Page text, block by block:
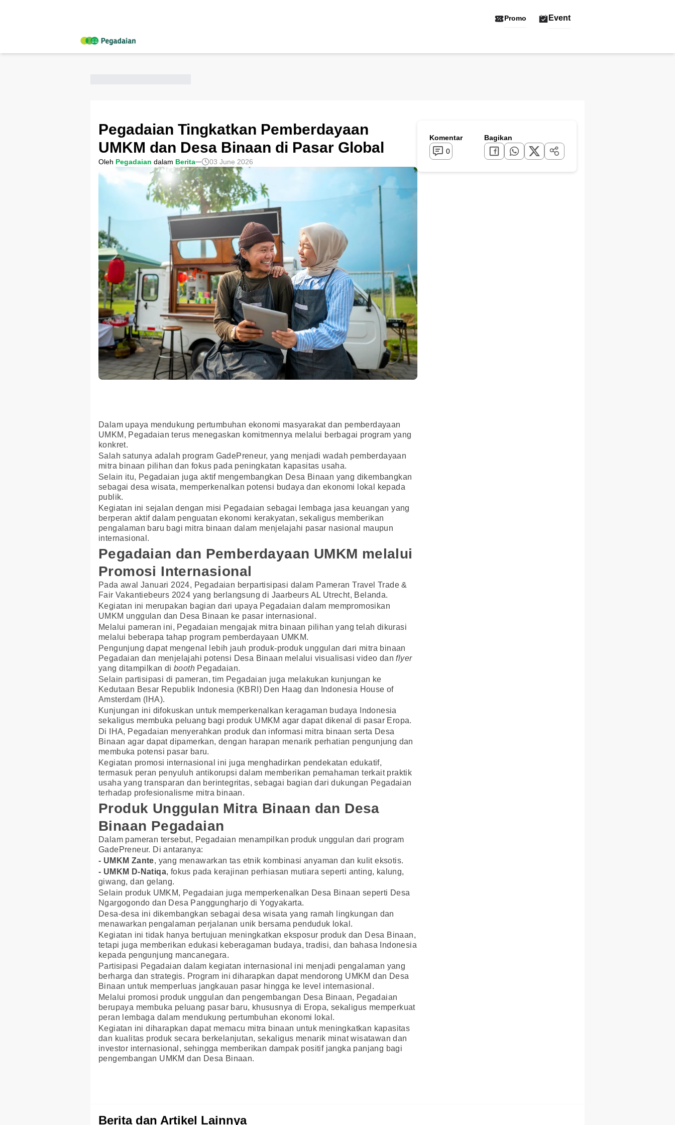
Promo Event
Pegadaian Tingkatkan Pemberdayaan
UMKM dan Desa Binaan di Pasar Global
Oleh Pegadaian dalam Berita 03 June 2026
Dalam upaya mendukung pertumbuhan ekonomi masyarakat dan pemberdayaan
UMKM, Pegadaian terus menegaskan komitmennya melalui berbagai program yang
konkret.
Salah satunya adalah program GadePreneur, yang menjadi wadah pemberdayaan
mitra binaan pilihan dan fokus pada peningkatan kapasitas usaha.
Selain itu, Pegadaian juga aktif mengembangkan Desa Binaan yang dikembangkan
sebagai desa wisata, memperkenalkan potensi budaya dan ekonomi lokal kepada
publik.
Kegiatan ini sejalan dengan misi Pegadaian sebagai lembaga jasa keuangan yang
berperan aktif dalam penguatan ekonomi kerakyatan, sekaligus memberikan
pengalaman baru bagi mitra binaan dalam menjelajahi pasar nasional maupun
internasional.
Pegadaian dan Pemberdayaan UMKM melalui
Promosi Internasional
Pada awal Januari 2024, Pegadaian berpartisipasi dalam Pameran Travel Trade &
Fair Vakantiebeurs 2024 yang berlangsung di Jaarbeurs AL Utrecht, Belanda.
Kegiatan ini merupakan bagian dari upaya Pegadaian dalam mempromosikan
UMKM unggulan dan Desa Binaan ke pasar internasional.
Melalui pameran ini, Pegadaian mengajak mitra binaan pilihan yang telah dikurasi
melalui beberapa tahap program pemberdayaan UMKM.
Pengunjung dapat mengenal lebih jauh produk-produk unggulan dari mitra binaan
Pegadaian dan menjelajahi potensi Desa Binaan melalui visualisasi video danflyer
yang ditampilkan di booth Pegadaian.
Selain partisipasi di pameran, tim Pegadaian juga melakukan kunjungan ke
Kedutaan Besar Republik Indonesia (KBRI) Den Haag dan Indonesia House of
Amsterdam (IHA).
Kunjungan ini difokuskan untuk memperkenalkan keragaman budaya Indonesia
sekaligus membuka peluang bagi produk UMKM agar dapat dikenal di pasar Eropa.
Di IHA, Pegadaian menyerahkan produk dan informasi mitra binaan serta Desa
Binaan agar dapat dipamerkan, dengan harapan menarik perhatian pengunjung dan
membuka potensi pasar baru.
Kegiatan promosi internasional ini juga menghadirkan pendekatan edukatif,
termasuk peran penyuluh antikorupsi dalam memberikan pemahaman terkait praktik
usaha yang transparan dan berintegritas, sebagai bagian dari dukungan Pegadaian
terhadap profesionalisme mitra binaan.
Produk Unggulan Mitra Binaan dan Desa
Binaan Pegadaian
Dalam pameran tersebut, Pegadaian menampilkan produk unggulan dari program
GadePreneur. Di antaranya:
- UMKM Zante, yang menawarkan tas etnik kombinasi anyaman dan kulit eksotis.
- UMKM D-Natiqa, fokus pada kerajinan perhiasan mutiara seperti anting, kalung,
giwang, dan gelang.
Selain produk UMKM, Pegadaian juga memperkenalkan Desa Binaan seperti Desa
Ngargogondo dan Desa Panggungharjo di Yogyakarta.
Desa-desa ini dikembangkan sebagai desa wisata yang ramah lingkungan dan
menawarkan pengalaman perjalanan unik bersama penduduk lokal.
Kegiatan ini tidak hanya bertujuan meningkatkan eksposur produk dan Desa Binaan,
tetapi juga memberikan edukasi keberagaman budaya, tradisi, dan bahasa Indonesia
kepada pengunjung mancanegara.
Partisipasi Pegadaian dalam kegiatan internasional ini menjadi pengalaman yang
berharga dan strategis. Program ini diharapkan dapat mendorong UMKM dan Desa
Binaan untuk memperluas jangkauan pasar hingga ke level internasional.
Melalui promosi produk unggulan dan pengembangan Desa Binaan, Pegadaian
berupaya membuka peluang pasar baru, khususnya di Eropa, sekaligus memperkuat
peran lembaga dalam mendukung pertumbuhan ekonomi lokal.
Kegiatan ini diharapkan dapat memacu mitra binaan untuk meningkatkan kapasitas
dan kualitas produk secara berkelanjutan, sekaligus menarik minat wisatawan dan
investor internasional, sehingga memberikan dampak positif jangka panjang bagi
pengembangan UMKM dan Desa Binaan.
Komentar
0
Bagikan
Berita dan Artikel Lainnya